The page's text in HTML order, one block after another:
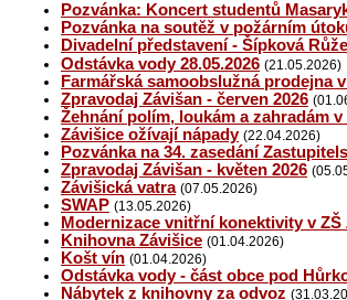
Pozvánka: Koncert studentů
Pozvánka na soutěž v požárním
Divadelní představení - Šípková
Odstávka vody 28.05.2026 (21.05.2026)
Farmářská samoobslužná prodejna
Zpravodaj Závišan - červen 2026
Žehnání polím, loukám a zahradám
Závišice ožívají nápady (22.04.2026)
Pozvánka na 34. zasedání
Zpravodaj Závišan - květen 2026
Závišická vatra (07.05.2026)
SWAP (13.05.2026)
Modernizace vnitřní konektivity v ZŠ
Knihovna Závišice (01.04.2026)
Košt vín (01.04.2026)
Odstávka vody - část obce pod
Nábytek z knihovny za odvoz